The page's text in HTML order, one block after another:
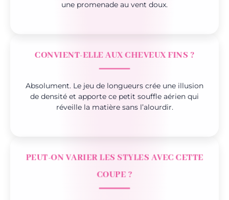
une promenade au vent doux.
CONVIENT-ELLE AUX CHEVEUX FINS ?
Absolument. Le jeu de longueurs crée une illusion
de densité et apporte ce petit souffle aérien qui
réveille la matière sans l’alourdir.
PEUT-ON VARIER LES STYLES AVEC CETTE
COUPE ?